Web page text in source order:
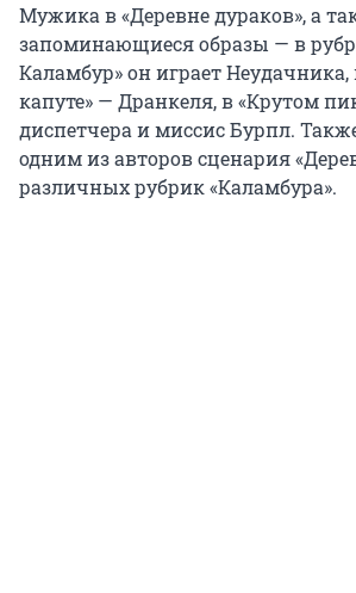
Мужика в «Деревне дураков», а
запоминающиеся образы — в
Каламбур» он играет
капуте» — Дранкеля, в «Крутом
диспетчера и миссис Бурпл.
одним из авторов сценария
различных рубрик «Каламбура».